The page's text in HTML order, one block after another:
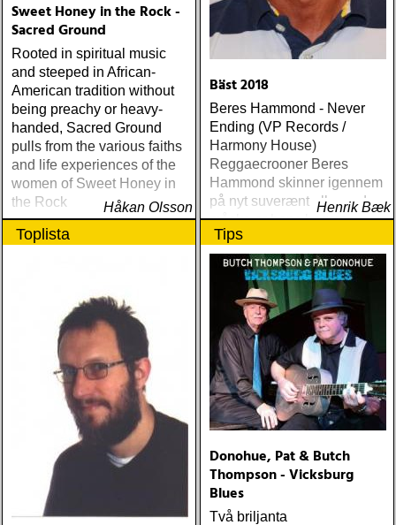
Sweet Honey in the Rock -
Sacred Ground
Rooted in spiritual music
and steeped in African-
American tradition without
being preachy or heavy-
handed, Sacred Ground
pulls from the various faiths
and life experiences of the
women of Sweet Honey in
the Rock
Håkan Olsson
Bäst 2018
Beres Hammond - Never
Ending (VP Records /
Harmony House)
Reggaecrooner Beres
Hammond skinner igennem
på nyt suverænt album, der
måske er hans bedste
gennem tiderne
Henrik Bæk
Toplista Tips
Donohue, Pat & Butch
Thompson - Vicksburg
Blues
Två briljanta